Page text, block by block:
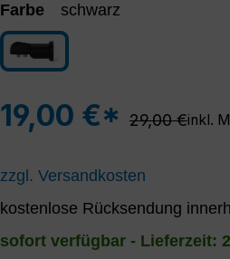
Farbe
schwarz
schwarz
19,00 €* Regulärer
29,00 €inkl.
zzgl. Versandkosten
kostenlose Rücksendung
sofort verfügbar - Lieferzeit: